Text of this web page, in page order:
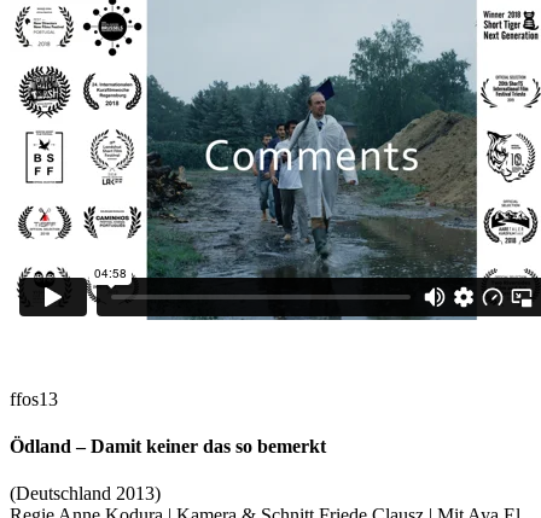
ffos13
Ödland – Damit keiner das so bemerkt
(Deutschland 2013)